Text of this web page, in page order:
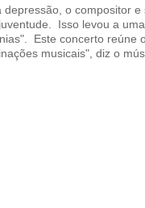
o compositor
Isso levou a
Este concerto reúne
musicais", diz o